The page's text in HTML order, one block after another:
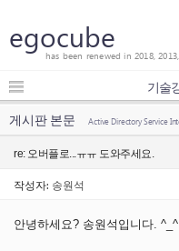
egocube
has been renewed in 2018,
기술
게시판 본문 Active Directory Service
re: 오버플로...ㅠㅠ 도와주세요.
작성자: 송원석
안녕하세요? 송원석입니다. ^_^